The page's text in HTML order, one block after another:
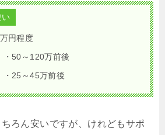
い
円程度
・50～120万前後
・25～45万前後
ろん安いですが、けれどもサポ